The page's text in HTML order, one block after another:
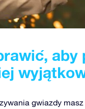
aby
gwiazdy